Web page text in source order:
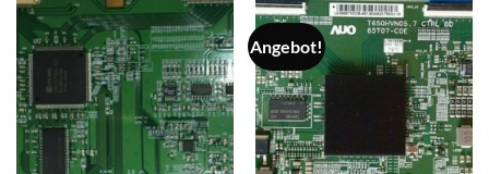
Angebot!